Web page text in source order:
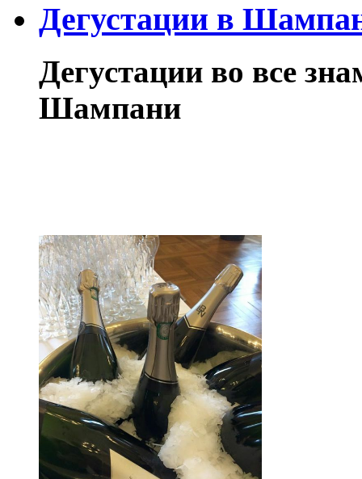
Дегустации в
Дегустации во все
Шампани